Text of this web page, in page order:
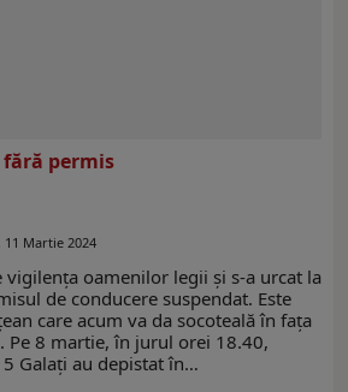
permis
11 Martie 2024
vigilența oamenilor legii și s-a urcat la
de conducere suspendat. Este
care acum va da socoteală în fața
Pe 8 martie, în jurul orei 18.40,
Galați au depistat în…